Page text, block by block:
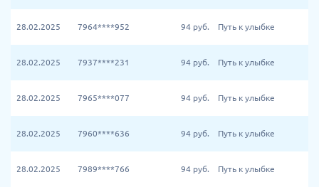
28.02.2025 7964****952 94 руб. Путь к улыбке
28.02.2025 7937****231 94 руб. Путь к улыбке
28.02.2025 7965****077 94 руб. Путь к улыбке
28.02.2025 7960****636 94 руб. Путь к улыбке
28.02.2025 7989****766 94 руб. Путь к улыбке